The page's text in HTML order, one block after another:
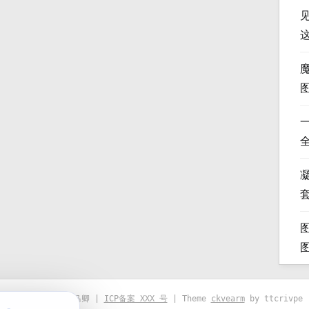
© 2021-2026 优马卿 | ICP备案 XXX 号| Theme ckvearmby ttcrivpe